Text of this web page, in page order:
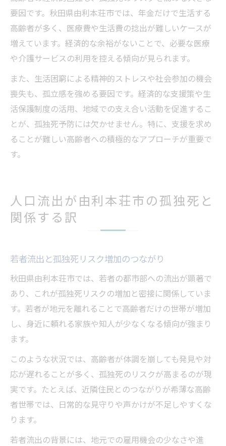
要因です。秋田県由利本荘市では、年金だけで生活する
高齢者が多く、医療費や生活費の捻出が難しいケースが
増えています。経済的な余裕がないことで、必要な医療
や介護サービスの利用を控える傾向が見られます。
また、生活困窮による精神的ストレスや社会参加の機会
喪失も、孤立感を強める要因です。経済的な支援策や生
活保護制度の活用、地域での支え合い活動を促進するこ
とが、孤独死予防には欠かせません。特に、支援を求め
ることが難しい高齢者への積極的なアプローチが重要で
す。
人口流出が由利本荘市の孤独死と
関係する訳
若者流出と孤独死リスク増加のつながり
秋田県由利本荘市では、若者の都市部への流出が顕著で
あり、これが孤独死リスクの増加と密接に関係していま
す。若者が地元を離れることで高齢者だけの世帯が増加
し、身近に頼れる家族や知人が少なくなる傾向が強まり
ます。
このような状況では、高齢者が体調を崩しても発見や対
応が遅れることが多く、孤独死のリスクが高まるのが現
実です。たとえば、近隣住民とのつながりが希薄な高齢
者世帯では、日常的な見守りや声かけが不足しやすくな
ります。
若者流出の背景には、地元での雇用機会の少なさや進